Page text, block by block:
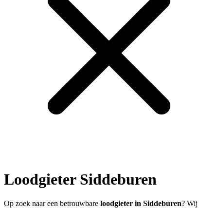
Loodgieter Siddeburen
Op zoek naar een betrouwbare loodgieter in Siddeburen? Wij